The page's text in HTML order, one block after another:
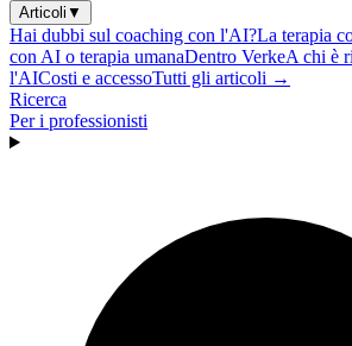
Articoli ▼
Hai dubbi sul coaching con l'AI?La terapia
con AI o terapia umanaDentro VerkeA chi è
l'AICosti e accessoTutti gli articoli →
Ricerca
Per i professionisti